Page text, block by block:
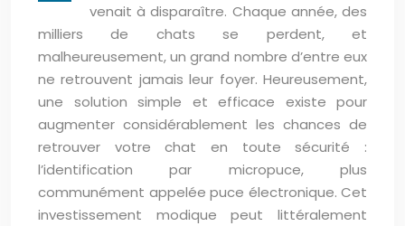
venait à disparaître. Chaque année, des
milliers de chats se perdent, et
malheureusement, un grand nombre d’entre eux
ne retrouvent jamais leur foyer. Heureusement,
une solution simple et efficace existe pour
augmenter considérablement les chances de
retrouver votre chat en toute sécurité :
l’identification par micropuce, plus
communément appelée puce électronique. Cet
investissement modique peut littéralement